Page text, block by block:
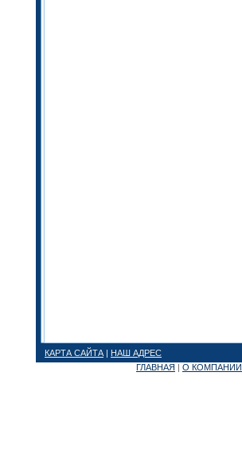
КАРТА САЙТА | НАШ АДРЕС
ГЛАВНАЯ | О КОМПАНИИ